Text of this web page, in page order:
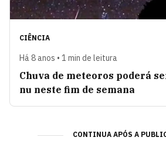
CIÊNCIA
Há 8 anos • 1 min de leitura
Chuva de meteoros poderá
nu neste fim de semana
CONTINUA APÓS A